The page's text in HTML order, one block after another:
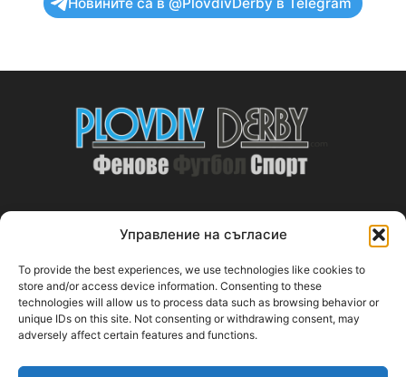
Управление на съгласие
To provide the best experiences, we use technologies like cookies to
store and/or access device information. Consenting to these
technologies will allow us to process data such as browsing behavior or
unique IDs on this site. Not consenting or withdrawing consent, may
adversely affect certain features and functions.
Новините са в @PlovdivDerby в Telegram
ABOUT US
PlovdivDerby.com е първата пловдивска изцяло футболна
медия!
Свържи се с нас:plovdivderby.com@gmail.com